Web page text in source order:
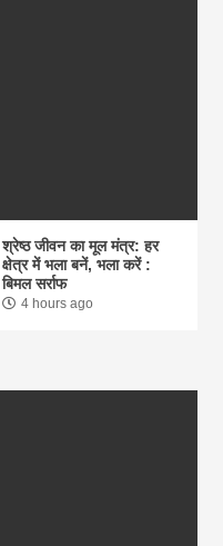
श्रेष्ठ जीवन का मूल मंत्र: हर
क्षेत्र में भला बनें, भला करें :
बिमल सर्राफ
4 hours ago